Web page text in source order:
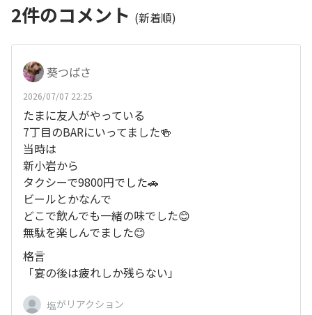
2件のコメント (新着順)
葵つばさ
2026/07/07 22:25
たまに友人がやっている
7丁目のBARにいってました🍻
当時は
新小岩から
タクシーで9800円でした🚗
ビールとかなんで
どこで飲んでも一緒の味でした😊
無駄を楽しんでました😊
格言
「宴の後は疲れしか残らない」
塩がリアクション